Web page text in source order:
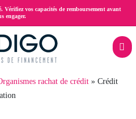
Vérifiez vos capacités de remboursement avant
engager.
rachat de crédit
Crédit